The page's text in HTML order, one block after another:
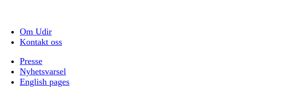
Om Udir
Kontakt oss
Presse
Nyhetsvarsel
English pages